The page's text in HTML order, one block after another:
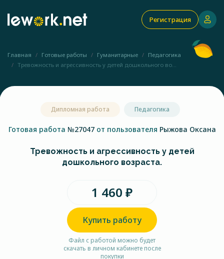
Регистрация
Главная Готовые работы Гуманитарные
Педагогика
Тревожность и агрессивность у детей дошкольного во...
Дипломная работа Педагогика
Готовая работа №27047 от пользователя Рыжова Оксана
Тревожность и агрессивность у детей
дошкольного возраста.
1 460 ₽
Купить работу
Файл с работой можно будет
скачать в личном кабинете после
покупки